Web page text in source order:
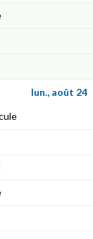
lun., août 24